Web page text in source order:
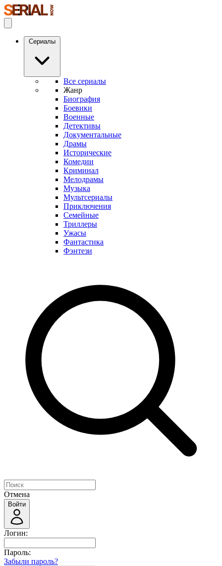
Сериалы
Все сериалы
Жанр
Биография
Боевики
Военные
Детективы
Документальные
Драмы
Исторические
Комедии
Криминал
Мелодрамы
Музыка
Мультсериалы
Приключения
Семейные
Триллеры
Ужасы
Фантастика
Фэнтези
Отмена
Войти
Логин:
Пароль:
Забыли пароль?